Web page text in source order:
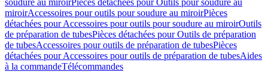
soudure au miroirPièces détachées pour Outils pour soudure au
miroirAccessoires pour outils pour soudure au miroirPièces
détachées pour Accessoires pour outils pour soudure au miroirOutils
de préparation de tubesPièces détachées pour Outils de préparation
de tubesAccessoires pour outils de préparation de tubesPièces
détachées pour Accessoires pour outils de préparation de tubesAides
à la commandeTélécommandes